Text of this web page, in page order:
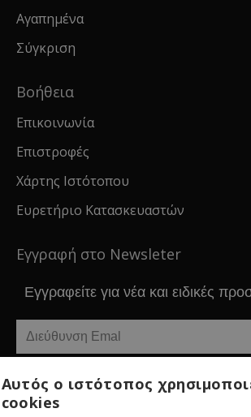
Αγαπημένα
Σύγκριση
Βοήθεια
Επικοινωνία
Επιστροφές
Χάρτης Ιστότοπου
Ευρετήριο Κατασκευαστών
Εγγραφή στο Newsleter
Εγγραφείτε για νέα και ειδικές
Εγγραφείτε
Αυτός ο ιστότοπος
cookies